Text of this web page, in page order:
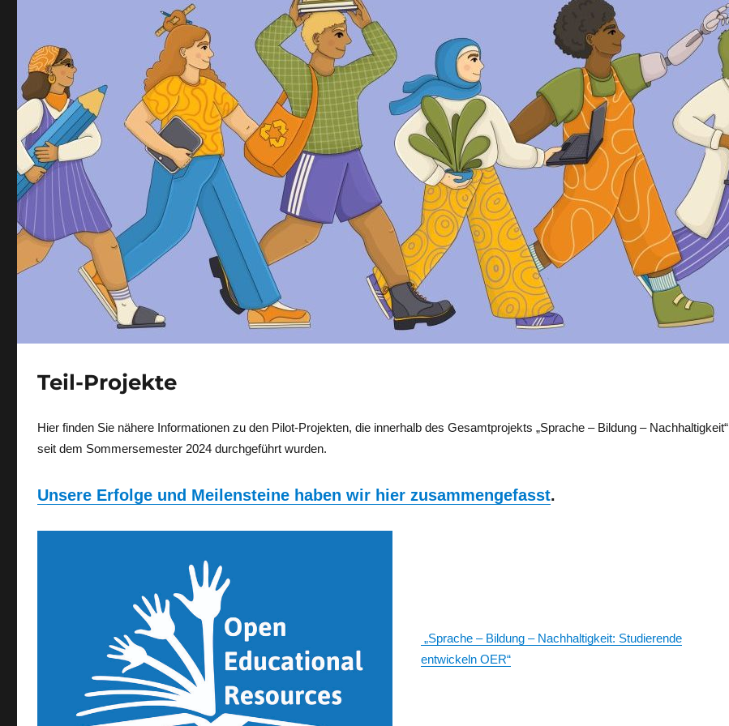
Teil-Projekte
Hier finden Sie nähere Informationen zu den Pilot-Projekten, die innerhalb des Gesamtprojekts „Sprache – Bildung – Nachhaltigkeit“
seit dem Sommersemester 2024 durchgeführt wurden.
Unsere Erfolge und Meilensteine haben wir hier zusammengefasst.
„Sprache – Bildung – Nachhaltigkeit: Studierende
entwickeln OER“